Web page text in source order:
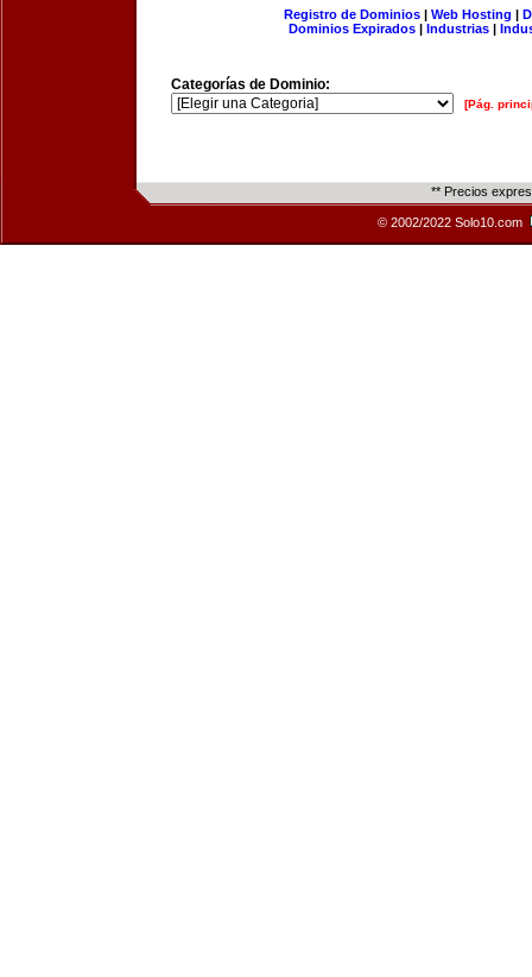
Registro de Dominios| Web Hosting |
Dominios Expirados | Industrias |
Categorías de Dominio:
[Pág.
** Precios
© 2002/2022 Solo10.com